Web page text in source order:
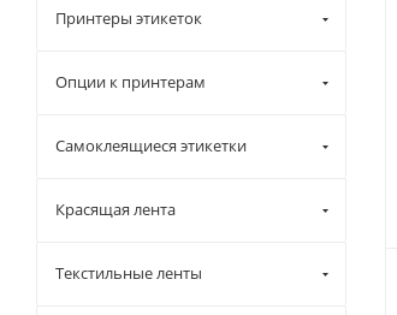
Принтеры этикеток
Опции к принтерам
Самоклеящиеся этикетки
Красящая лента
Текстильные ленты